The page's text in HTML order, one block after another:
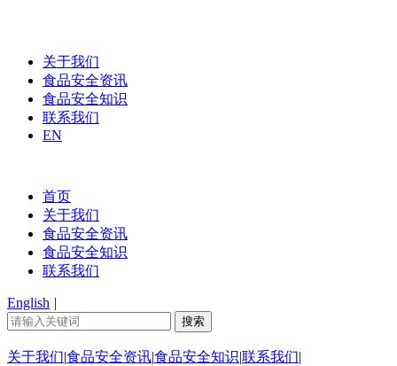
关于我们
食品安全资讯
食品安全知识
联系我们
EN
首页
关于我们
食品安全资讯
食品安全知识
联系我们
English |
关于我们|食品安全资讯|食品安全知识|联系我们|